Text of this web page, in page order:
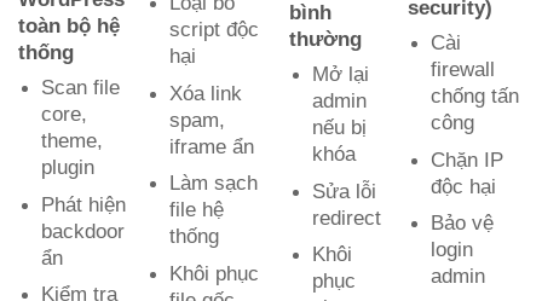
toàn bộ hệ
thống
Scan file
core,
theme,
plugin
Phát hiện
backdoor
ẩn
Kiểm tra
script độc
hại
Xóa link
spam,
iframe ẩn
Làm sạch
file hệ
thống
Khôi phục
bình
thường
Mở lại
admin
nếu bị
khóa
Sửa lỗi
redirect
Khôi
phục
security)
Cài
firewall
chống tấn
công
Chặn IP
độc hại
Bảo vệ
login
admin